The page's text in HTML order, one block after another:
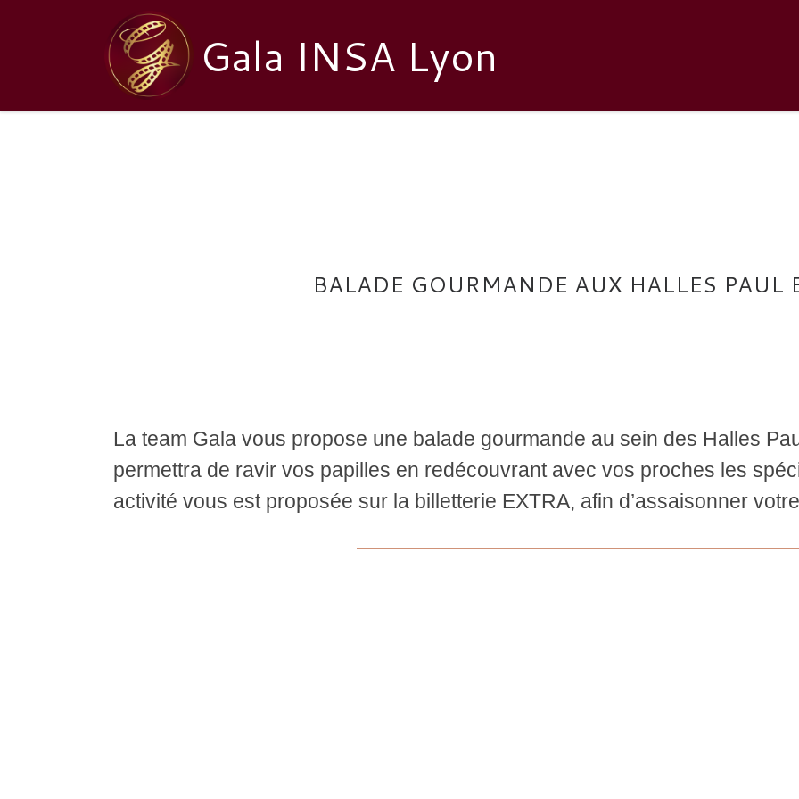
Passer au contenu
Gala INSA Lyon
BALADE GOURMANDE AUX HALLES PAUL
La team Gala vous propose une balade gourmande au sein des Halles
permettra de ravir vos papilles en redécouvrant avec vos proches les
activité vous est proposée sur la billetterie EXTRA, afin d’assaisonner